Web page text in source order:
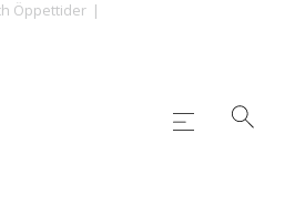
Öppettider